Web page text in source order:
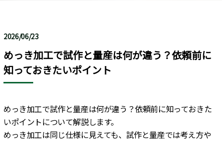
2026/06/23
めっき加工で試作と量産は何が違う？依頼前に
知っておきたいポイント
めっき加工で試作と量産は何が違う？依頼前に知っておきた
いポイントについて解説します。
めっき加工は同じ仕様に見えても、試作と量産では考え方や